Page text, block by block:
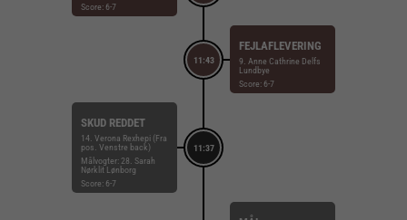
Score: 6-7
11:43
FEJLAFLEVERING
9. Anne Cathrine Delfs
Lundbye
Score: 6-7
11:37
SKUD REDDET
14. Verona Rexhepi (Fra
pos. Venstre back)
Målvogter: 28. Sarah
Nørklit Lønborg
Score: 6-7